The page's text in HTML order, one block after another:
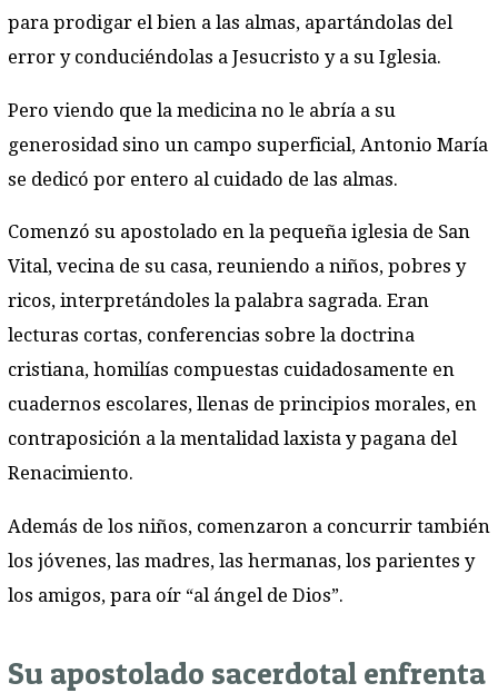
para prodigar el bien a las almas, apartándolas del
error y conduciéndolas a Jesucristo y a su Iglesia.
Pero viendo que la medicina no le abría a su
generosidad sino un campo superficial, Antonio María
se dedicó por entero al cuidado de las almas.
Comenzó su apostolado en la pequeña iglesia de San
Vital, vecina de su casa, reuniendo a niños, pobres y
ricos, interpretándoles la palabra sagrada. Eran
lecturas cortas, conferencias sobre la doctrina
cristiana, homilías compuestas cuidadosamente en
cuadernos escolares, llenas de principios morales, en
contraposición a la mentalidad laxista y pagana del
Renacimiento.
Además de los niños, comenzaron a concurrir también
los jóvenes, las madres, las hermanas, los parientes y
los amigos, para oír “al ángel de Dios”.
Su apostolado sacerdotal enfrenta